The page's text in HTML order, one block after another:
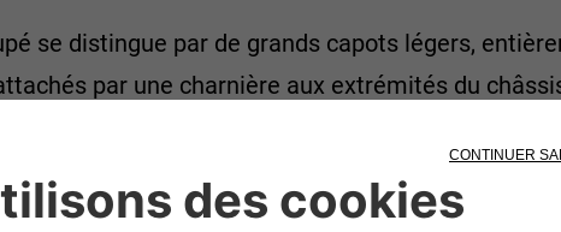
se distingue par de grands capots légers,
par une charnière aux extrémités du
plus rapides sur les organes mécaniques et la
en résine de polyester renforcée, seules
pèse au total seulement 655 kg, pour une